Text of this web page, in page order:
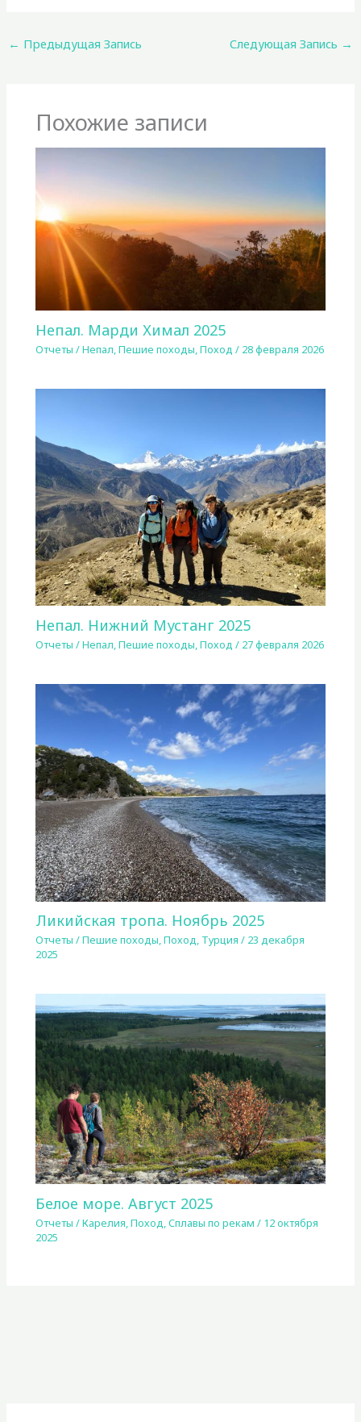
← Предыдущая Запись Следующая Запись →
Похожие записи
Непал. Марди Химал 2025
Отчеты /Непал,Пешие походы,Поход / 28 февраля 2026
Непал. Нижний Мустанг 2025
Отчеты /Непал,Пешие походы,Поход / 27 февраля 2026
Ликийская тропа. Ноябрь 2025
Отчеты /Пешие походы,Поход, Турция / 23 декабря
2025
Белое море. Август 2025
Отчеты /Карелия,Поход,Сплавы по рекам / 12 октября
2025